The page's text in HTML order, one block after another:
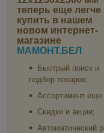
теперь еще легче
купить в нашем
новом интернет-
магазине
МАМОНТ.БЕЛ
Быстрый поиск и
подбор товаров;
Ассортимент
Скидки и акции;
Автоматический